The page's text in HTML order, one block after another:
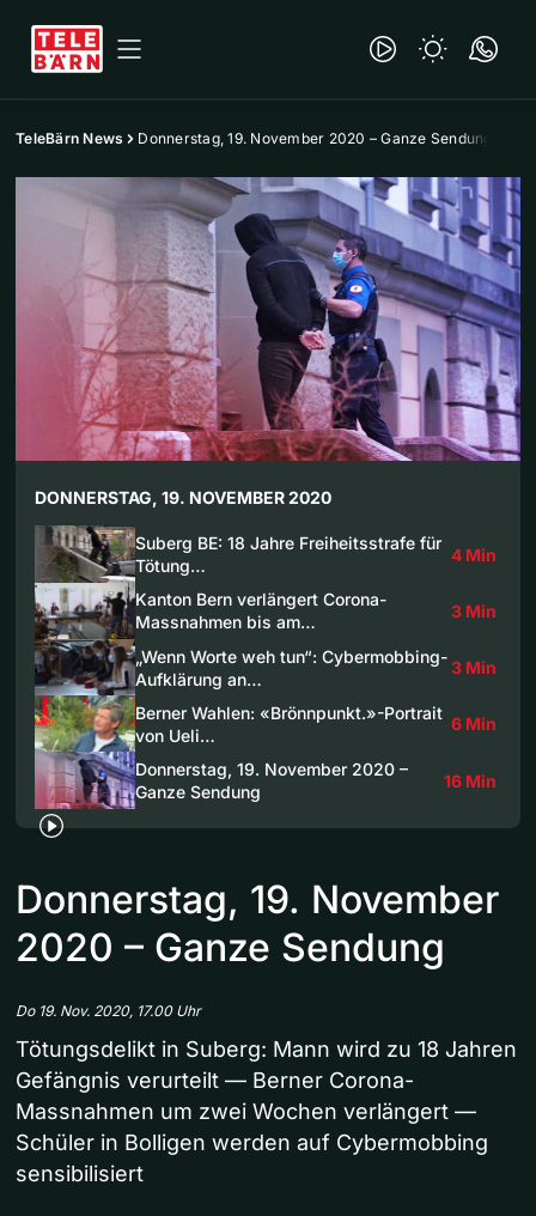
TeleBärn News Donnerstag, 19. November 2020 – Ganze Sendung
DONNERSTAG, 19. NOVEMBER 2020
Suberg BE: 18 Jahre Freiheitsstrafe für
Tötung…
4 Min
Kanton Bern verlängert Corona-
Massnahmen bis am…
3 Min
„Wenn Worte weh tun“: Cybermobbing-
Aufklärung an…
3 Min
Berner Wahlen: «Brönnpunkt.»-Portrait
von Ueli…
6 Min
Donnerstag, 19. November 2020 –
Ganze Sendung
16 Min
Donnerstag, 19. November
2020 – Ganze Sendung
Do 19. Nov. 2020, 17.00 Uhr
Tötungsdelikt in Suberg: Mann wird zu 18 Jahren
Gefängnis verurteilt — Berner Corona-
Massnahmen um zwei Wochen verlängert —
Schüler in Bolligen werden auf Cybermobbing
sensibilisiert